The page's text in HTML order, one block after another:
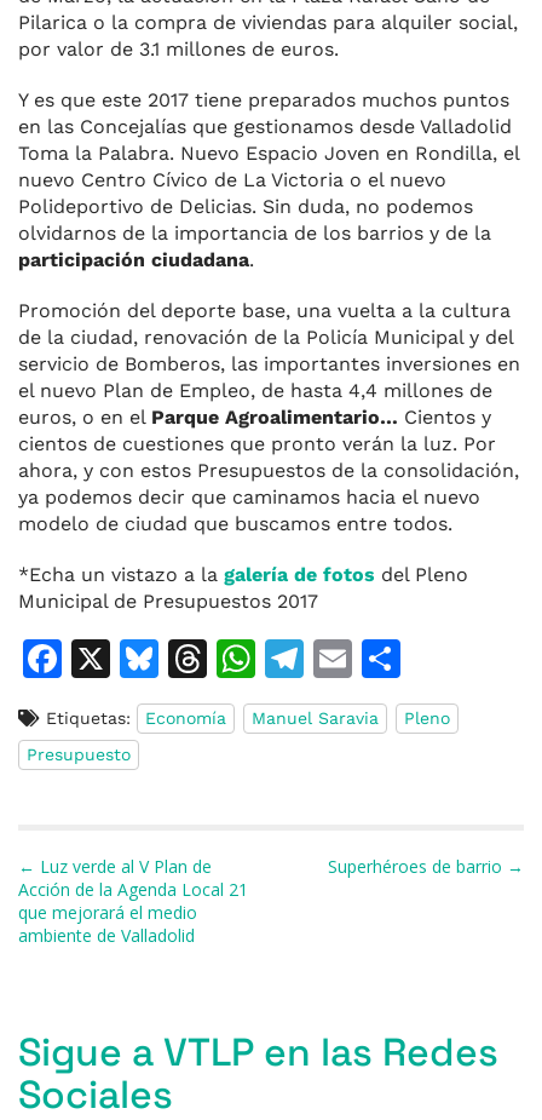
Pilarica o la compra de viviendas para alquiler social,
por valor de 3.1 millones de euros.
Y es que este 2017 tiene preparados muchos puntos
en las Concejalías que gestionamos desde Valladolid
Toma la Palabra. Nuevo Espacio Joven en Rondilla, el
nuevo Centro Cívico de La Victoria o el nuevo
Polideportivo de Delicias. Sin duda, no podemos
olvidarnos de la importancia de los barrios y de la
participación ciudadana.
Promoción del deporte base, una vuelta a la cultura
de la ciudad, renovación de la Policía Municipal y del
servicio de Bomberos, las importantes inversiones en
el nuevo Plan de Empleo, de hasta 4,4 millones de
euros, o en el Parque Agroalimentario… Cientos y
cientos de cuestiones que pronto verán la luz. Por
ahora, y con estos Presupuestos de la consolidación,
ya podemos decir que caminamos hacia el nuevo
modelo de ciudad que buscamos entre todos.
*Echa un vistazo a la galería de fotos del Pleno
Municipal de Presupuestos 2017
F
c
e
o
o
k
X
Bl
u
e
y
T
h
re
s
W
h
at
T
el
e
m
E
m
ai
o
m
ti
Etiquetas: Economía Manuel Saravia
Pleno
Presupuesto
Navegación de entradas
← Luz verde al V Plan de
Acción de la Agenda Local 21
que mejorará el medio
ambiente de Valladolid
Superhéroes de barrio →
Sigue a VTLP en las Redes
Sociales